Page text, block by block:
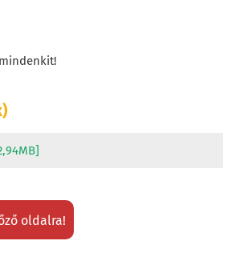
oldalra!